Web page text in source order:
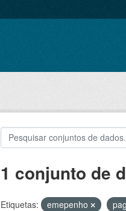
1 conjunto de
Etiquetas: emepenho